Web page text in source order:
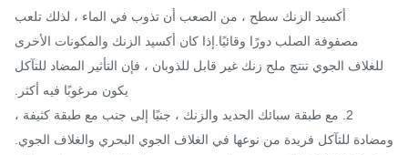
أكسيد الزنك سطح ، من الصعب أن تذوب في الماء ، لذلك تلعب
مصفوفة الصلب دورًا وقائيًا.إذا كان أكسيد الزنك والمكونات الأخرى
الجوي تنتج ملح زنك غير قابل للذوبان ، فإن التأثير المضاد للتآكل
يكون مرغوبًا فيه أكثر.
2. مع طبقة سبائك الحديد والزنك ، جنبًا إلى جنب مع طبقة كثيفة ،
للتآكل فريدة من نوعها في الغلاف الجوي البحري والغلاف الجوي.